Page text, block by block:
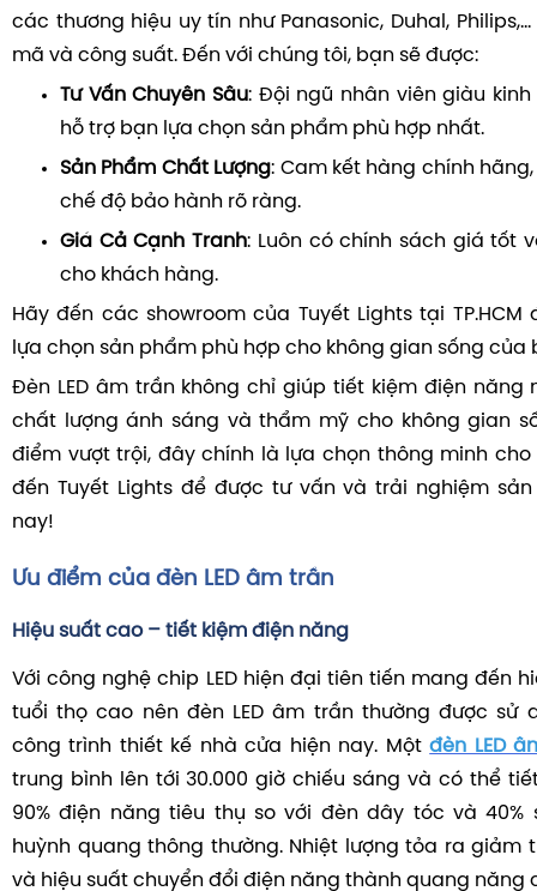
các thương hiệu uy tín như Panasonic, Duhal,
mã và công suất. Đến với chúng tôi, bạn sẽ được:
Tư Vấn Chuyên Sâu: Đội ngũ nhân viên giàu
hỗ trợ bạn lựa chọn sản phẩm phù hợp nhất.
Sản Phẩm Chất Lượng: Cam kết hàng chính
chế độ bảo hành rõ ràng.
Giá Cả Cạnh Tranh: Luôn có chính sách giá tốt
cho khách hàng.
Hãy đến các showroom của Tuyết Lights tại
lựa chọn sản phẩm phù hợp cho không gian sống của
Đèn LED âm trần không chỉ giúp tiết kiệm điện năng
chất lượng ánh sáng và thẩm mỹ cho không gian
điểm vượt trội, đây chính là lựa chọn thông minh cho
đến Tuyết Lights để được tư vấn và trải nghiệm
nay!
Ưu điểm của đèn LED âm trần
Hiệu suất cao – tiết kiệm điện năng
Với công nghệ chip LED hiện đại tiên tiến mang đến
tuổi thọ cao nên đèn LED âm trần thường được sử
công trình thiết kế nhà cửa hiện nay. Mộtđèn LED
trung bình lên tới 30.000 giờ chiếu sáng và có thể
90% điện năng tiêu thụ so với đèn dây tóc và 40%
huỳnh quang thông thường. Nhiệt lượng tỏa ra giảm
và hiệu suất chuyển đổi điện năng thành quang năng